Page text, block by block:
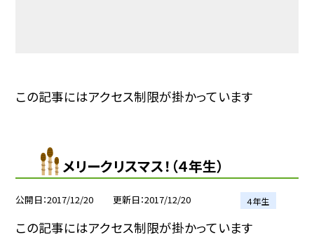
この記事にはアクセス制限が掛かっています
メリークリスマス！（４年生）
公開日 2017/12/20 更新日 2017/12/20 ４年生
この記事にはアクセス制限が掛かっています